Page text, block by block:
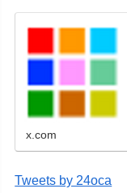
x.com
Tweets by 24oca